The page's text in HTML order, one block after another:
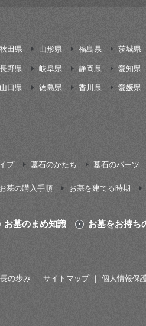
秋田県 山形県 福島県 茨城県
長野県 岐阜県 静岡県 愛知県
山口県 徳島県 香川県 愛媛県
プ 墓石のかたち 墓石のパーツ
お墓の購入手順 お墓を建てる時期
お墓のまめ知識 お墓をお持ち
の歩み サイトマップ 個人情報保